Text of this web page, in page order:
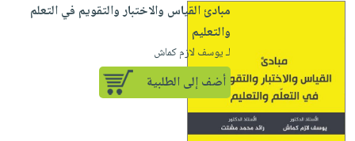
مبادئ القياس والاختبار والتقويم في التعلم
والتعليم
لـ يوسف لازم كماش
أضف إلى الطلبية